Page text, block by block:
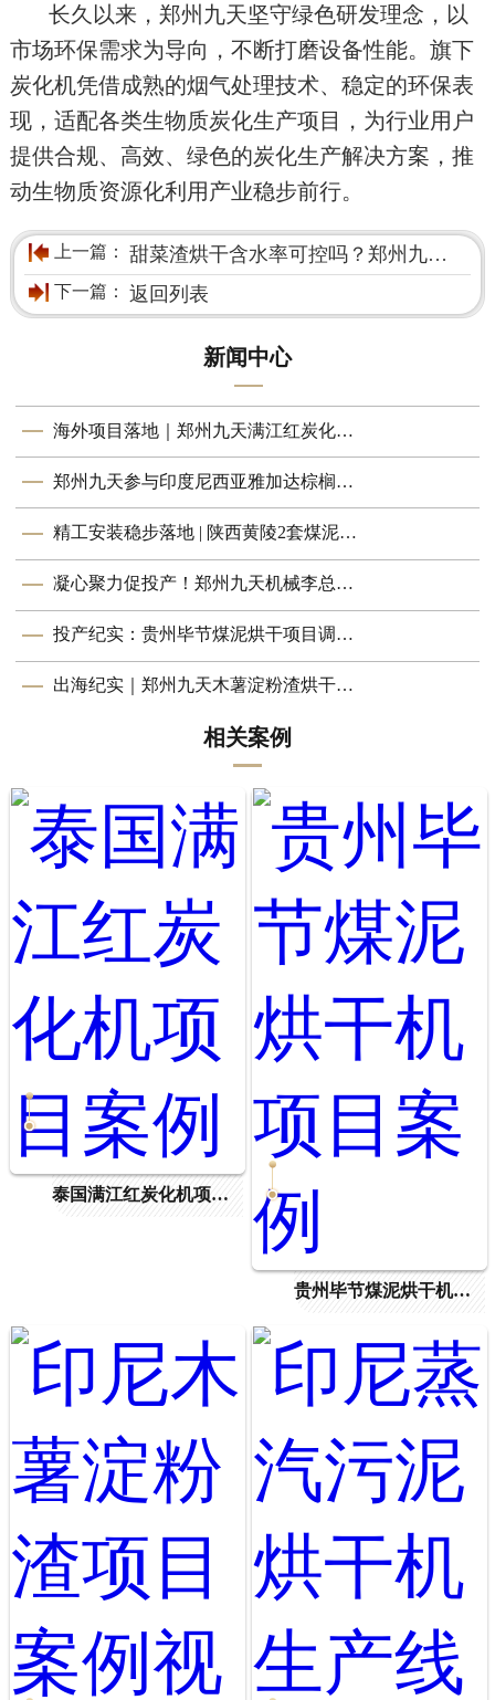
长久以来，郑州九天坚守绿色研发理念，以
市场环保需求为导向，不断打磨设备性能。旗下
炭化机凭借成熟的烟气处理技术、稳定的环保表
现，适配各类生物质炭化生产项目，为行业用户
提供合规、高效、绿色的炭化生产解决方案，推
动生物质资源化利用产业稳步前行。
上一篇： 甜菜渣烘干含水率可控吗？郑州九天给出合规养殖解决方案
下一篇： 返回列表
新闻中心
海外项目落地｜郑州九天满江红炭化机助力泰国客户顺利投产
郑州九天参与印度尼西亚雅加达棕榈展交流活动
精工安装稳步落地 | 陕西黄陵2套煤泥烘干机项目进入调试阶段
凝心聚力促投产！郑州九天机械李总赴大唐淮南电厂煤泥烘干项目现场考察
投产纪实：贵州毕节煤泥烘干项目调试收官，稳定投入生产运行
出海纪实｜郑州九天木薯淀粉渣烘干设备助力印尼客户顺利投产
相关案例
泰国满江红炭化机项目案例
贵州毕节煤泥烘干机项目案例